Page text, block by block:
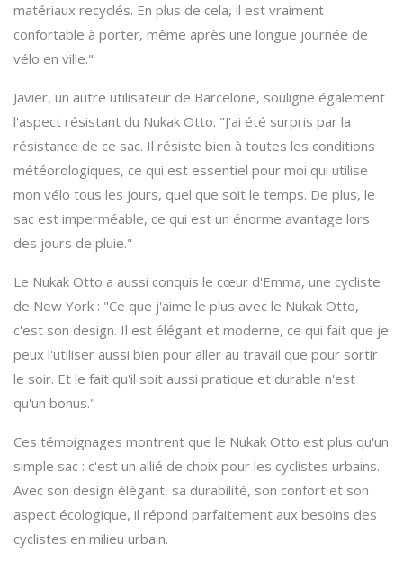
matériaux recyclés. En plus de cela, il est vraiment
confortable à porter, même après une longue journée de
vélo en ville."
Javier, un autre utilisateur de Barcelone, souligne également
l'aspect résistant du Nukak Otto. "J'ai été surpris par la
résistance de ce sac. Il résiste bien à toutes les conditions
météorologiques, ce qui est essentiel pour moi qui utilise
mon vélo tous les jours, quel que soit le temps. De plus, le
sac est imperméable, ce qui est un énorme avantage lors
des jours de pluie."
Le Nukak Otto a aussi conquis le cœur d'Emma, une cycliste
de New York : "Ce que j'aime le plus avec le Nukak Otto,
c'est son design. Il est élégant et moderne, ce qui fait que je
peux l'utiliser aussi bien pour aller au travail que pour sortir
le soir. Et le fait qu'il soit aussi pratique et durable n'est
qu'un bonus."
Ces témoignages montrent que le Nukak Otto est plus qu'un
simple sac : c'est un allié de choix pour les cyclistes urbains.
Avec son design élégant, sa durabilité, son confort et son
aspect écologique, il répond parfaitement aux besoins des
cyclistes en milieu urbain.